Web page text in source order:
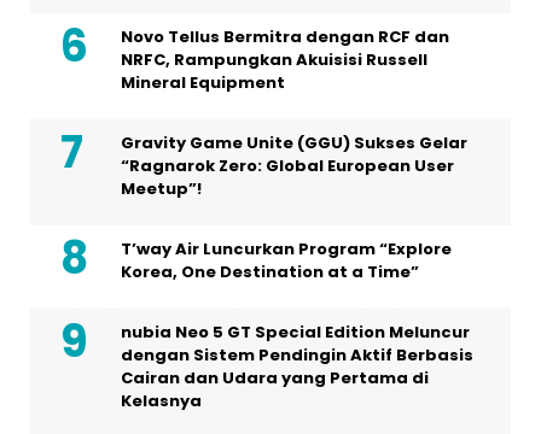
Novo Tellus Bermitra dengan RCF dan
NRFC, Rampungkan Akuisisi Russell
Mineral Equipment
Gravity Game Unite (GGU) Sukses Gelar
“Ragnarok Zero: Global European User
Meetup”!
T’way Air Luncurkan Program “Explore
Korea, One Destination at a Time”
nubia Neo 5 GT Special Edition Meluncur
dengan Sistem Pendingin Aktif Berbasis
Cairan dan Udara yang Pertama di
Kelasnya